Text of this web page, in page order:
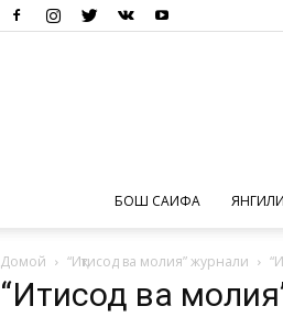
БОШ САҲИФА
Домой “Иқтисод ва молия” журнали
“Иқтисод ва